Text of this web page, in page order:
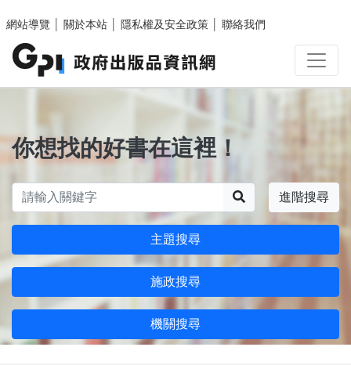
網站導覽
關於本站 隱私權及安全政策 聯絡我們
你想找的好書在這裡！
進階搜尋
主題搜尋
施政搜尋
機關搜尋